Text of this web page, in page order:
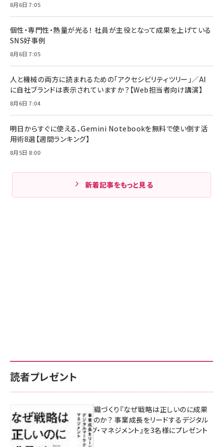
8月6日 7:05
個性・専門性・熱量が光る！ 社員が主役となって成果を上げている
SNS好事例
8月6日 7:05
人と機械の両方に読まれるための「アクセシビリティツリー」／AI
に自社ブランドは表示されていますか？【Web担当者向け講演】
8月6日 7:04
明日からすぐに使える、Gemini Notebookを無料で使い倒す活
用術8選【週間ランキング】
8月5日 8:00
新着記事をもっと見る
読者プレゼント
成果を生む組織づくり『なぜ戦略は正しいのに成果
があがらないのか？ 事業成長をリードするデジタル
マーケティング・マネジメント』を3名様にプレゼント
10:00